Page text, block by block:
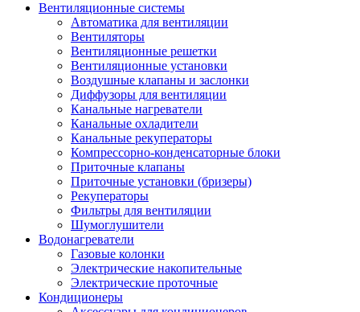
Вентиляционные системы
Автоматика для вентиляции
Вентиляторы
Вентиляционные решетки
Вентиляционные установки
Воздушные клапаны и заслонки
Диффузоры для вентиляции
Канальные нагреватели
Канальные охладители
Канальные рекуператоры
Компрессорно-конденсаторные блоки
Приточные клапаны
Приточные установки (бризеры)
Рекуператоры
Фильтры для вентиляции
Шумоглушители
Водонагреватели
Газовые колонки
Электрические накопительные
Электрические проточные
Кондиционеры